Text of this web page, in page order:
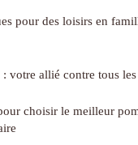
pour des loisirs en
votre allié contre tous
choisir le meilleur